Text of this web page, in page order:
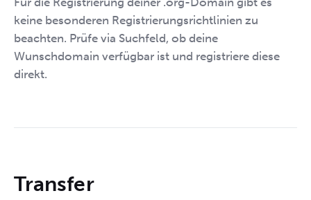
keine besonderen Registrierungsrichtlinien zu
beachten. Prüfe via Suchfeld, ob deine
Wunschdomain verfügbar ist und registriere diese
direkt.
Transfer